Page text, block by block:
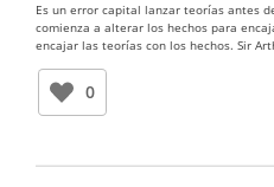
Es un error capital lanzar teorías antes
comienza a alterar los hechos para
encajar las teorías con los hechos. Sir
0